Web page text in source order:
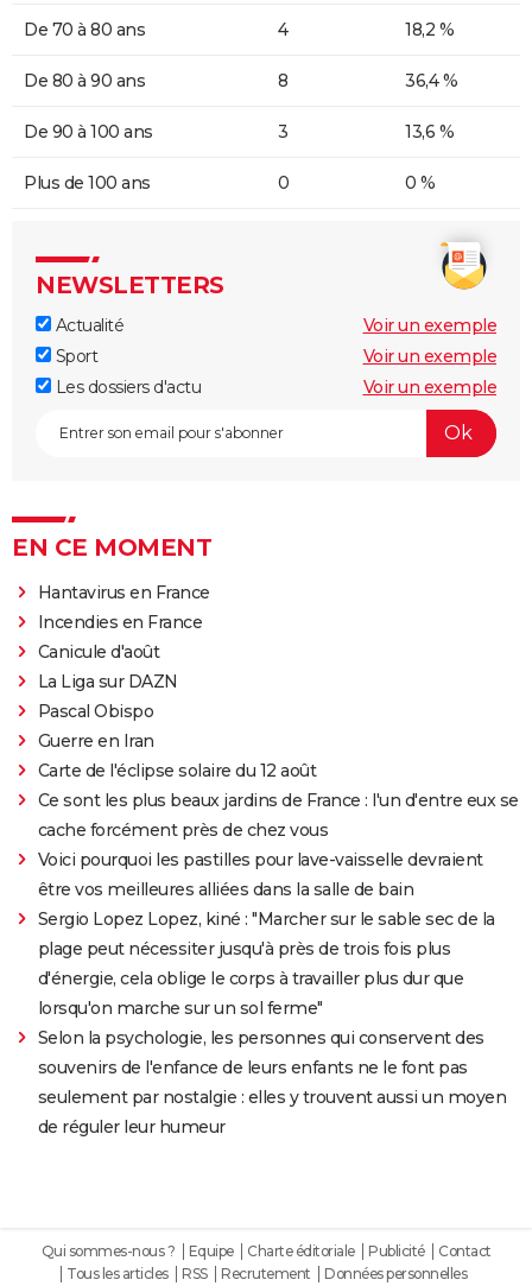
De 70 à 80 ans 4 18,2 %
De 80 à 90 ans 8 36,4 %
De 90 à 100 ans 3 13,6 %
Plus de 100 ans 0 0 %
NEWSLETTERS
Actualité
Voir un exemple
Sport
Voir un exemple
Les dossiers d'actu
Voir un exemple
EN CE MOMENT
Hantavirus en France
Incendies en France
Canicule d'août
La Liga sur DAZN
Pascal Obispo
Guerre en Iran
Carte de l'éclipse solaire du 12 août
Ce sont les plus beaux jardins de France : l'un d'entre eux se
cache forcément près de chez vous
Voici pourquoi les pastilles pour lave-vaisselle devraient
être vos meilleures alliées dans la salle de bain
Sergio Lopez Lopez, kiné : "Marcher sur le sable sec de la
plage peut nécessiter jusqu'à près de trois fois plus
d'énergie, cela oblige le corps à travailler plus dur que
lorsqu'on marche sur un sol ferme"
Selon la psychologie, les personnes qui conservent des
souvenirs de l'enfance de leurs enfants ne le font pas
seulement par nostalgie : elles y trouvent aussi un moyen
de réguler leur humeur
Qui sommes-nous ? Equipe Charte éditoriale Publicité
Contact
Tous les articles
RSS Recrutement Données personnelles